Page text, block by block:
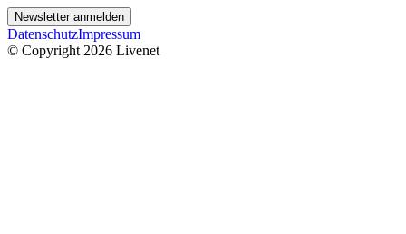
Newsletter anmelden
DatenschutzImpressum
© Copyright 2026 Livenet